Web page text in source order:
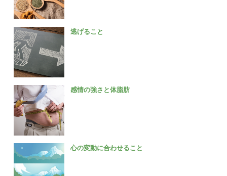
逃げること
感情の強さと体脂肪
心の変動に合わせること